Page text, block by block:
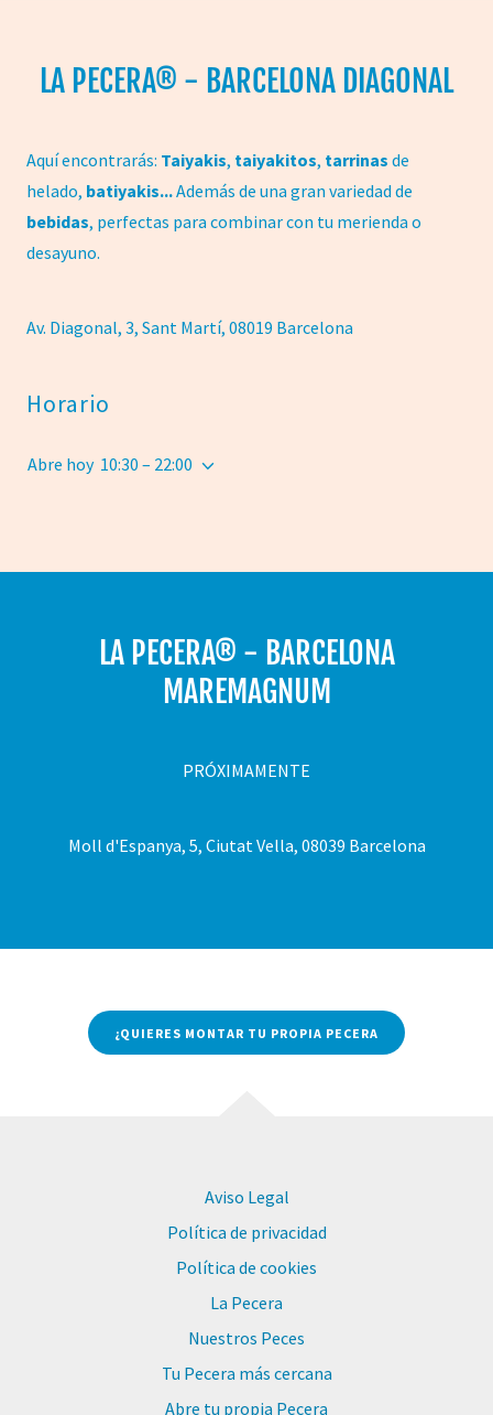
LA PECERA® - BARCELONA DIAGONAL
Aquí encontrarás: Taiyakis, taiyakitos, tarrinas de
helado, batiyakis...Además de una gran variedad de
bebidas, perfectas para combinar con tu merienda o
desayuno.
Av. Diagonal, 3, Sant Martí, 08019 Barcelona
Horario
Abre hoy 10:30 – 22:00
LA PECERA® - BARCELONA
MAREMAGNUM
PRÓXIMAMENTE
Moll d'Espanya, 5, Ciutat Vella, 08039 Barcelona
¿QUIERES MONTAR TU PROPIA PECERA
Aviso Legal
Política de privacidad
Política de cookies
La Pecera
Nuestros Peces
Tu Pecera más cercana
Abre tu propia Pecera